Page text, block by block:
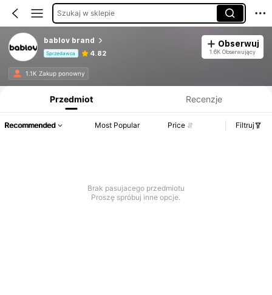
Szukaj w sklepie
bablov brand
Sprzedawca 4.82
Obserwuj
1.6K Obserwujący
1.1K Zakup ponowny
Przedmiot Recenzje
Recommended Most Popular Price Filtruj
Brak pasujacego przedmiotu
Proszę spróbuj inne opcje.